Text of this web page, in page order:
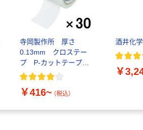
寺岡製作所 厚さ
0.13mm クロステー
プ P-カットテープ
No.4102
￥416~ （税込）
酒井化
￥